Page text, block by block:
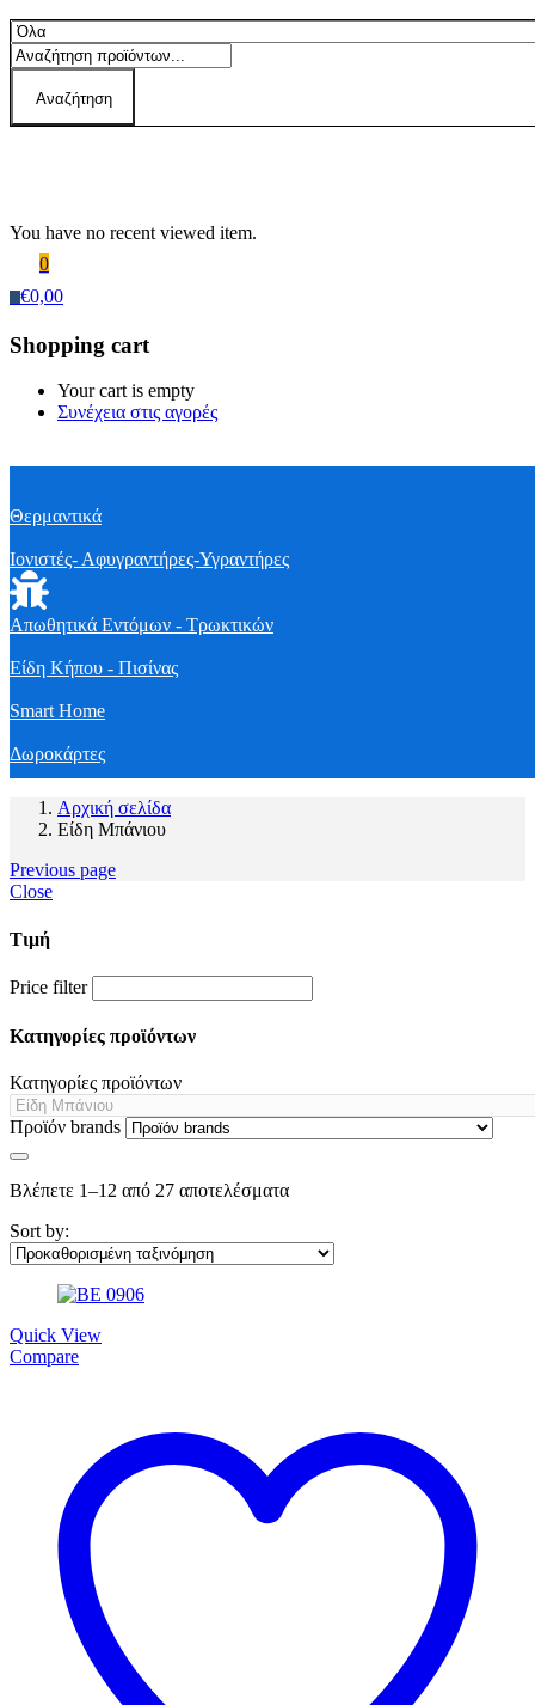
Αναζήτηση
You have no recent viewed item.
0
€0,00
Shopping cart
Your cart is empty
Συνέχεια στις αγορές
Θερμαντικά
Ιονιστές- Αφυγραντήρες-Υγραντήρες
Απωθητικά Εντόμων - Τρωκτικών
Είδη Κήπου - Πισίνας
Smart Home
Δωροκάρτες
Αρχική σελίδα
Είδη Μπάνιου
Previous page
Close
Τιμή
Price filter
Κατηγορίες προϊόντων
Κατηγορίες προϊόντων
Προϊόν brands
Βλέπετε 1–12 από 27 αποτελέσματα
Sort by:
Quick View
Compare